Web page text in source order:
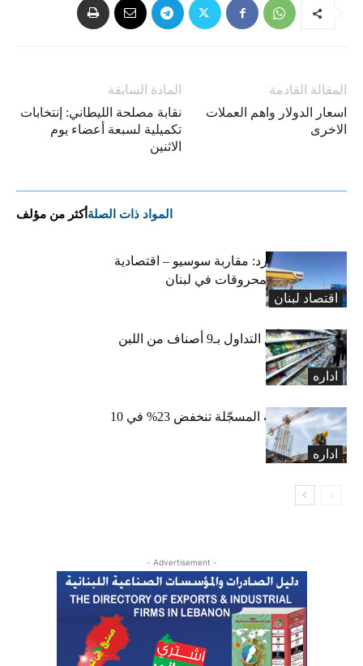
المادة السابقة
نقابة مصلحة الليطاني: إنتخابات
تكميلية لسبعة أعضاء يوم
الاثنين
المقالة القادمة
اسعار الدولار واهم العملات
الاخرى
المواد ذات الصلة أكثر من مؤلف
اقتصاد لبنان
التضخم المستورد: مقاربة سوسيو – اقتصادية
لارتفاع أسعار المحروقات في لبنان
اداره
«الاقتصاد» تعلّق التداول بـ9 أصناف من اللبن
واللبنة
اداره
الرخص العقارية المسجّلة تنخفض 23% في 10
أشهر
- Advertisement -